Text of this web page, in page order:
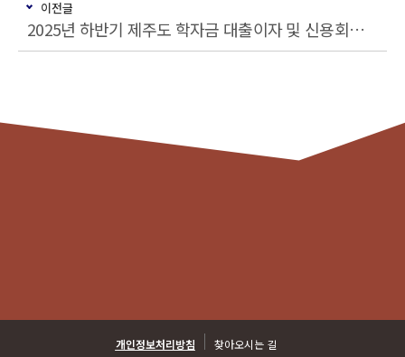
이전글
2025년 하반기 제주도 학자금 대출이자 및 신용회복 지원사업 안내
개인정보처리방침 찾아오시는 길